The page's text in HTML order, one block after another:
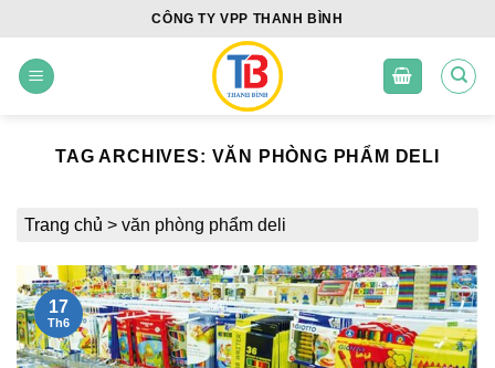
content
CÔNG TY VPP THANH BÌNH
TAG ARCHIVES: VĂN PHÒNG PHẨM DELI
Trang chủ > văn phòng phẩm deli
17
Th6